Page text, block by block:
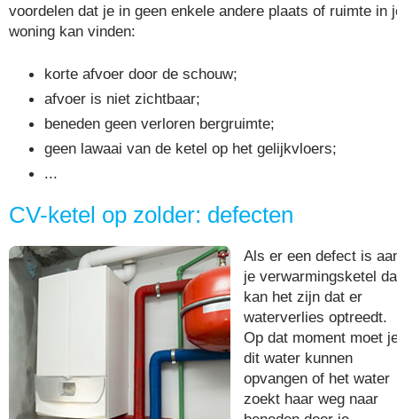
voordelen dat je in geen enkele andere plaats of ruimte in
woning kan vinden:
korte afvoer door de schouw;
afvoer is niet zichtbaar;
beneden geen verloren bergruimte;
geen lawaai van de ketel op het gelijkvloers;
...
CV-ketel op zolder: defecten
Als er een defect is
je verwarmingsketel
kan het zijn dat er
waterverlies optreedt.
Op dat moment moet
dit water kunnen
opvangen of het water
zoekt haar weg naar